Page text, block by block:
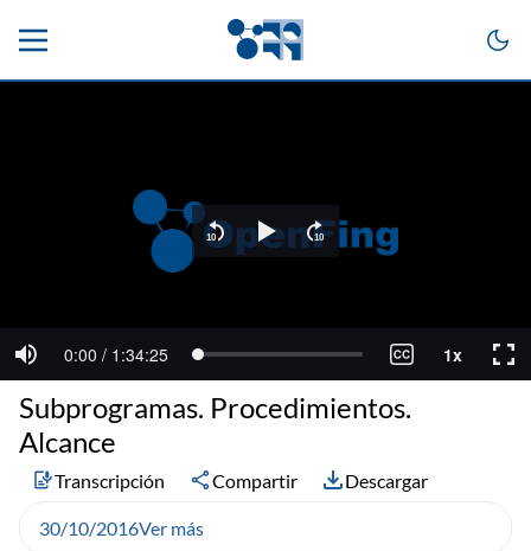
Subprogramas. Procedimientos.
Alcance
Transcripción Compartir Descargar
30/10/2016Ver más